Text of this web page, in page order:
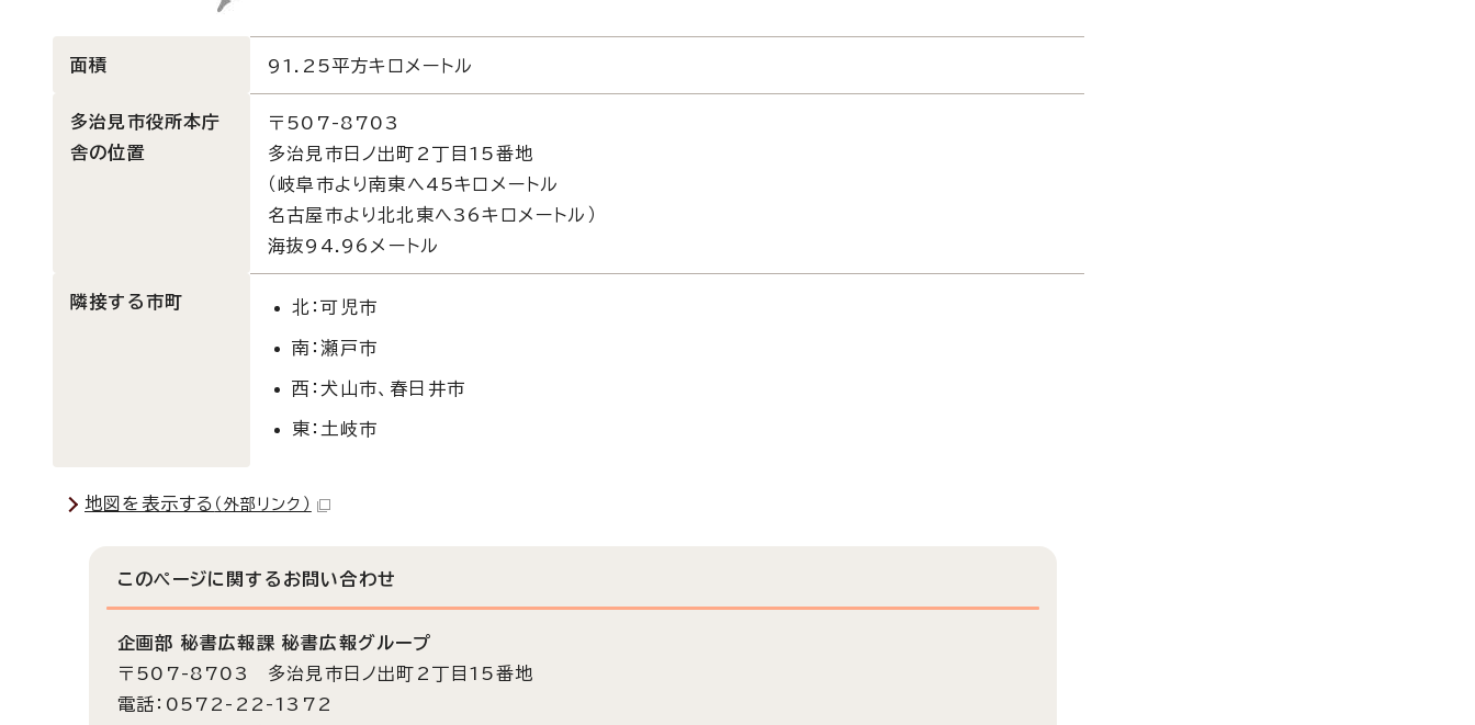
面積 91.25平方キロメートル
多治見市役所本庁
舎の位置
〒507-8703
多治見市日ノ出町2丁目15番地
（岐阜市より南東へ45キロメートル
名古屋市より北北東へ36キロメートル）
海抜94.96メートル
隣接する市町 北：可児市
南：瀬戸市
西：犬山市、春日井市
東：土岐市
地図を表示する （外部リンク）
このページに関する お問い合わせ
企画部 秘書広報課 秘書広報グループ
〒507-8703 多治見市日ノ出町2丁目15番地
電話：0572-22-1372